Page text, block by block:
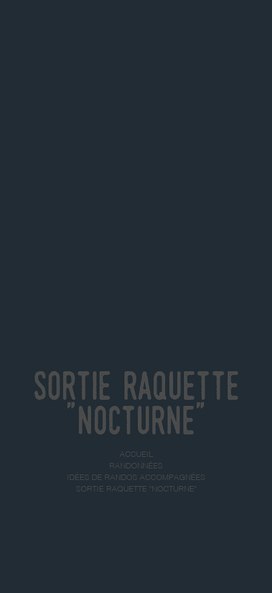
Sortie raquette
"Nocturne"
ACCUEIL
RANDONNÉES
IDÉES DE RANDOS ACCOMPAGNÉES
SORTIE RAQUETTE "NOCTURNE"